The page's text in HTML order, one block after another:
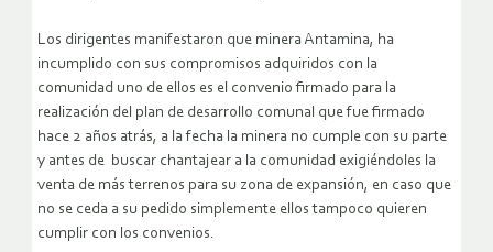
Los dirigentes manifestaron que minera Antamina, ha
incumplido con sus compromisos adquiridos con la
comunidad uno de ellos es el convenio firmado para la
realización del plan de desarrollo comunal que fue firmado
hace 2 años atrás, a la fecha la minera no cumple con su parte
y antes de buscar chantajear a la comunidad exigiéndoles la
venta de más terrenos para su zona de expansión, en caso que
no se ceda a su pedido simplemente ellos tampoco quieren
cumplir con los convenios.